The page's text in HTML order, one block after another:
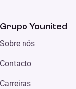
Grupo Younited
Sobre nós
Contacto
Carreiras